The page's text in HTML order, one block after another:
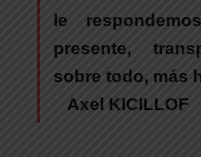
le
presente,
sobre todo, más
Axel KICILLOF